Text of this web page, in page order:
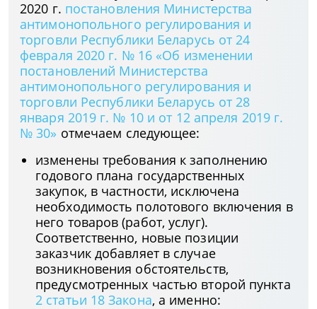
2020 г. постановления Министерства
антимонопольного регулирования и
торговли Республики Беларусь от 24
февраля 2020 г. № 16 «Об изменении
постановлений Министерства
антимонопольного регулирования и
торговли Республики Беларусь от 28
января 2019 г. № 10 и от 12 апреля 2019 г.
№ 30» отмечаем следующее:
изменены требования к заполнению
годового плана государственных
закупок, в частности, исключена
необходимость полотового включения в
него товаров (работ, услуг).
Соответственно, новые позиции
заказчик добавляет в случае
возникновения обстоятельств,
предусмотренных частью второй пункта
2 статьи 18 Закона, а именно: